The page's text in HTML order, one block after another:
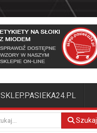
SKLEP.PASIEKA24.PL
Szukaj